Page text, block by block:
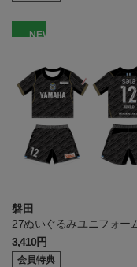
NEW
磐田
27ぬいぐるみユニフォー
3,410円
会員特典